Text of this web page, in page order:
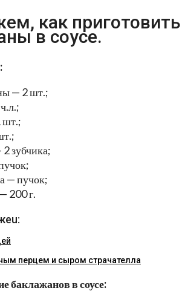
как приготовить
в соусе.
— 2 шт.;
шт.;
зубчика;
— пучок;
200 г.
перцем и сыром страчателла
баклажанов в соусе: